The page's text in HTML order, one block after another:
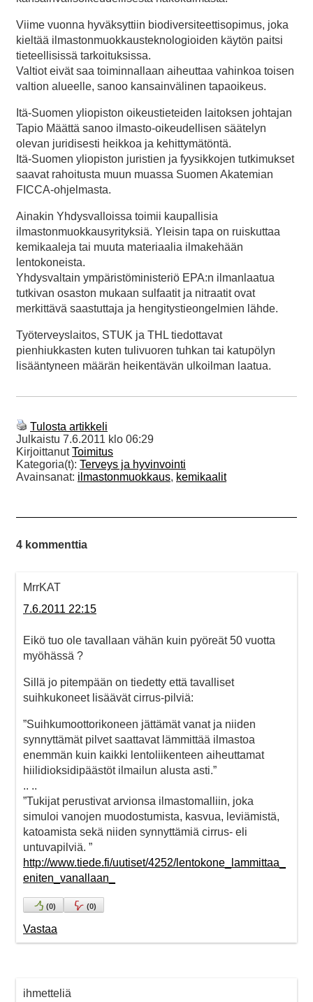
Viime vuonna hyväksyttiin biodiversiteettisopimus, joka
kieltää ilmastonmuokkausteknologioiden käytön paitsi
tieteellisissä tarkoituksissa.
Valtiot eivät saa toiminnallaan aiheuttaa vahinkoa toisen
valtion alueelle, sanoo kansainvälinen tapaoikeus.
Itä-Suomen yliopiston oikeustieteiden laitoksen johtajan
Tapio Määttä sanoo ilmasto-oikeudellisen säätelyn
olevan juridisesti heikkoa ja kehittymätöntä.
Itä-Suomen yliopiston juristien ja fyysikkojen tutkimukset
saavat rahoitusta muun muassa Suomen Akatemian
FICCA-ohjelmasta.
Ainakin Yhdysvalloissa toimii kaupallisia
ilmastonmuokkausyrityksiä. Yleisin tapa on ruiskuttaa
kemikaaleja tai muuta materiaalia ilmakehään
lentokoneista.
Yhdysvaltain ympäristöministeriö EPA:n ilmanlaatua
tutkivan osaston mukaan sulfaatit ja nitraatit ovat
merkittävä saastuttaja ja hengitystieongelmien lähde.
Työterveyslaitos, STUK ja THL tiedottavat
pienhiukkasten kuten tulivuoren tuhkan tai katupölyn
lisääntyneen määrän heikentävän ulkoilman laatua.
Tulosta artikkeli
Julkaistu 7.6.2011 klo 06:29
KirjoittanutToimitus
Kategoria(t): Terveys ja hyvinvointi
Avainsanat: ilmastonmuokkaus, kemikaalit
4 kommenttia
MrrKAT
7.6.2011 22:15
Eikö tuo ole tavallaan vähän kuin pyöreät 50 vuotta
myöhässä ?
Sillä jo pitempään on tiedetty että tavalliset
suihkukoneet lisäävät cirrus-pilviä:
”Suihkumoottorikoneen jättämät vanat ja niiden
synnyttämät pilvet saattavat lämmittää ilmastoa
enemmän kuin kaikki lentoliikenteen aiheuttamat
hiilidioksidipäästöt ilmailun alusta asti.”
.. ..
”Tukijat perustivat arvionsa ilmastomalliin, joka
simuloi vanojen muodostumista, kasvua, leviämistä,
katoamista sekä niiden synnyttämiä cirrus- eli
untuvapilviä. ”
http://www.tiede.fi/uutiset/4252/lentokone_lammittaa_
eniten_vanallaan_
(0) (0)
Vastaa
ihmetteliä